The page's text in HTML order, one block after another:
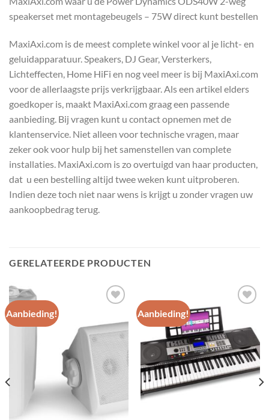
speakerset met montagebeugels – 75W direct kunt bestellen
MaxiAxi.com is de meest complete winkel voor al je licht- en
geluidapparatuur. Speakers, DJ Gear, Versterkers,
Lichteffecten, Home HiFi en nog veel meer is bij MaxiAxi.com
voor de allerlaagste prijs verkrijgbaar. Als een artikel elders
goedkoper is, maakt MaxiAxi.com graag een passende
aanbieding. Bij vragen kunt u contact opnemen met de
klantenservice. Niet alleen voor technische vragen, maar
zeker ook voor hulp bij het samenstellen van complete
installaties. MaxiAxi.com is zo overtuigd van haar producten,
dat u een bestelling altijd twee weken kunt uitproberen.
Indien deze toch niet naar wens is krijgt u zonder vragen uw
aankoopbedrag terug.
GERELATEERDE PRODUCTEN
Aanbieding!
Toevoegen
Aanbieding!
Toevoegen
aan
wenslijst